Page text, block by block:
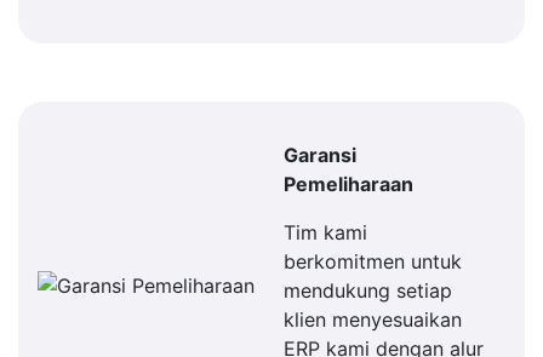
Garansi
Pemeliharaan
Tim kami
berkomitmen untuk
mendukung setiap
klien menyesuaikan
ERP kami dengan alur